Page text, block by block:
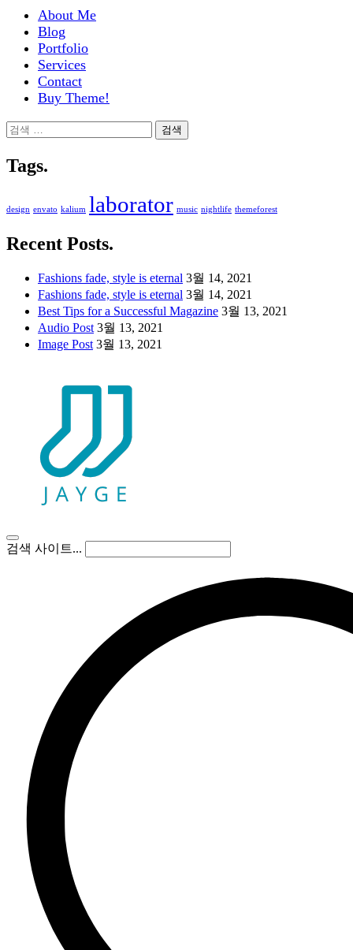
About Me
Blog
Portfolio
Services
Contact
Buy Theme!
검
Tags.
design envato kalium laborator music nightlife themeforest
Recent Posts.
Fashions fade, style is eternal 3월 14, 2021
Fashions fade, style is eternal 3월 14, 2021
Best Tips for a Successful Magazine 3월 13, 2021
Audio Post 3월 13, 2021
Image Post 3월 13, 2021
검색 사이트...